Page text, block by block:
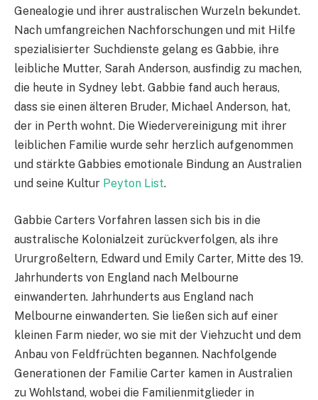
Genealogie und ihrer australischen Wurzeln bekundet.
Nach umfangreichen Nachforschungen und mit Hilfe
spezialisierter Suchdienste gelang es Gabbie, ihre
leibliche Mutter, Sarah Anderson, ausfindig zu machen,
die heute in Sydney lebt. Gabbie fand auch heraus,
dass sie einen älteren Bruder, Michael Anderson, hat,
der in Perth wohnt. Die Wiedervereinigung mit ihrer
leiblichen Familie wurde sehr herzlich aufgenommen
und stärkte Gabbies emotionale Bindung an Australien
und seine Kultur Peyton List.
Gabbie Carters Vorfahren lassen sich bis in die
australische Kolonialzeit zurückverfolgen, als ihre
Ururgroßeltern, Edward und Emily Carter, Mitte des 19.
Jahrhunderts von England nach Melbourne
einwanderten. Jahrhunderts aus England nach
Melbourne einwanderten. Sie ließen sich auf einer
kleinen Farm nieder, wo sie mit der Viehzucht und dem
Anbau von Feldfrüchten begannen. Nachfolgende
Generationen der Familie Carter kamen in Australien
zu Wohlstand, wobei die Familienmitglieder in